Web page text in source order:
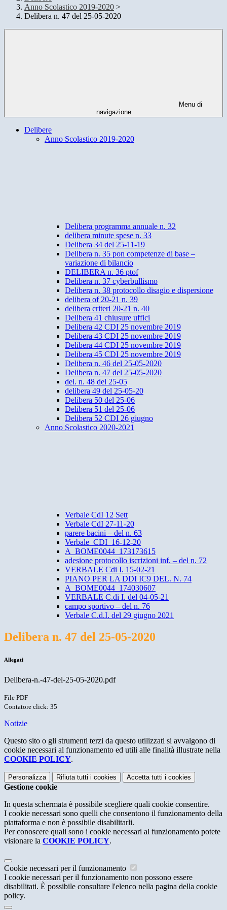
Anno Scolastico 2019-2020 >
Delibera n. 47 del 25-05-2020
Menu di
navigazione
Delibere
Anno Scolastico 2019-2020
Delibera programma annuale n. 32
delibera minute spese n. 33
Delibera 34 del 25-11-19
Delibera n. 35 pon competenze di base –
variazione di bilancio
DELIBERA n. 36 ptof
Delibera n. 37 cyberbullismo
Delibera n. 38 protocollo disagio e dispersione
delibera of 20-21 n. 39
delibera criteri 20-21 n. 40
Delibera 41 chiusure uffici
Delibera 42 CDI 25 novembre 2019
Delibera 43 CDI 25 novembre 2019
Delibera 44 CDI 25 novembre 2019
Delibera 45 CDI 25 novembre 2019
Delibera n. 46 del 25-05-2020
Delibera n. 47 del 25-05-2020
del. n. 48 del 25-05
delibera 49 del 25-05-20
Delibera 50 del 25-06
Delibera 51 del 25-06
Delibera 52 CDI 26 giugno
Anno Scolastico 2020-2021
Verbale CdI 12 Sett
Verbale CdI 27-11-20
parere bacini – del n. 63
Verbale_CDI_16-12-20
A_BOME0044_173173615
adesione protocollo iscrizioni inf. – del n. 72
VERBALE Cdi I. 15-02-21
PIANO PER LA DDI IC9 DEL. N. 74
A_BOME0044_174030607
VERBALE C.di I. del 04-05-21
campo sportivo – del n. 76
Verbale C.d.I. del 29 giugno 2021
Delibera n. 47 del 25-05-2020
Allegati
Delibera-n.-47-del-25-05-2020.pdf
File PDF
Contatore click: 35
Notizie
Questo sito o gli strumenti terzi da questo utilizzati si avvalgono di
cookie necessari al funzionamento ed utili alle finalità illustrate nella
COOKIE POLICY.
Personalizza Rifiuta tutti i cookies Accetta tutti i cookies
Gestione cookie
In questa schermata è possibile scegliere quali cookie consentire.
I cookie necessari sono quelli che consentono il funzionamento della
piattaforma e non è possibile disabilitarli.
Per conoscere quali sono i cookie necessari al funzionamento potete
visionare la COOKIE POLICY.
Cookie necessari per il funzionamento
I cookie necessari per il funzionamento non possono essere
disabilitati. È possibile consultare l'elenco nella pagina della cookie
policy.